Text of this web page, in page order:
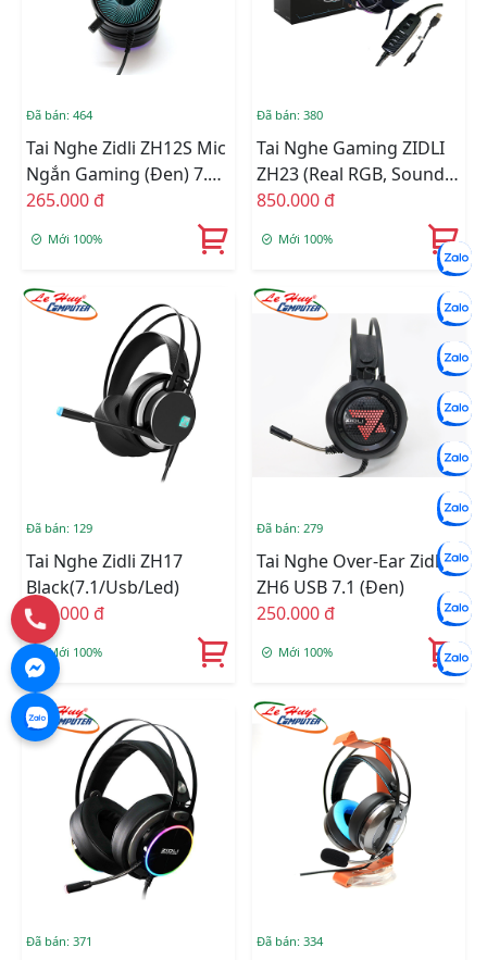
Đã bán: 464
Tai Nghe Zidli ZH12S Mic
Ngắn Gaming (Đen) 7.1
USB
265.000 đ
Mới 100%
Đã bán: 380
Tai Nghe Gaming ZIDLI
ZH23 (Real RGB, Sound
7.1)
850.000 đ
Mới 100%
Đã bán: 129
Tai Nghe Zidli ZH17
Black(7.1/usb/led)
385.000 đ
Mới 100%
Đã bán: 279
Tai Nghe Over-Ear Zidli
ZH6 USB 7.1 (Đen)
250.000 đ
Mới 100%
Đã bán: 371 Đã bán: 334